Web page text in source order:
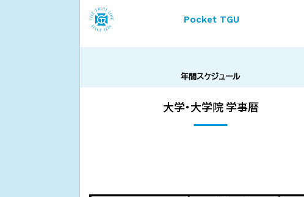
Pocket TGU
年間スケジュール
大学・大学院 学事暦